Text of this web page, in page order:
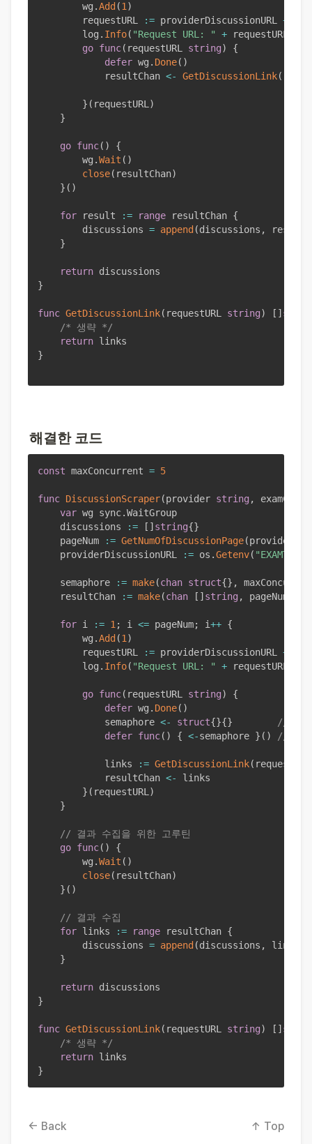
		wg
.Add (1)
		requestURL
:= providerDiscussionURL +
		log
. Info( "Request URL: " + requestURL
go func( requestURL string)
{
defer wg . Done( )
			resultChan
<- GetDiscussionLink(
} ( requestURL)
}
go func( )
{
		wg
.Wait ( )
close( resultChan)
} ( )
for result := range resultChan {
		discussions
= append (discussions , result
}
return
}
func GetDiscussionLink( requestURL string) [ ]
/* 생략 */
return
}
해결한 코드
const maxConcurrent = 5
func DiscussionScraper(provider string , examCode
var wg sync.WaitGroup
	discussions
:= [ ] string{}
	pageNum
:= GetNumOfDiscussionPage(provider
	providerDiscussionURL
:= os .Getenv(
	semaphore
:= make(chan struct{} ,
	resultChan
:= make(chan [ ] string , pageNum
for i := 1 ; i <= pageNum; i++ {
		wg
.Add (1 )
		requestURL
:= providerDiscussionURL +
		log
. Info( "Request URL: " + requestURL
go func( requestURL string)
{
defer wg . Done( )
			semaphore
<- struct{}{}
// 세
defer func( ) { <-semaphore } ( ) // 세
			links
:= GetDiscussionLink( requestURL
			resultChan
<- links
} ( requestURL )
}
// 결과 수집을 위한 고루틴
go func( )
{
		wg
.Wait ( )
close( resultChan)
} ( )
// 결과 수집
for links := range resultChan {
		discussions
= append (discussions , links
}
return
}
func GetDiscussionLink( requestURL string) [ ]
/* 생략 */
return
}
← Back ↑ Top